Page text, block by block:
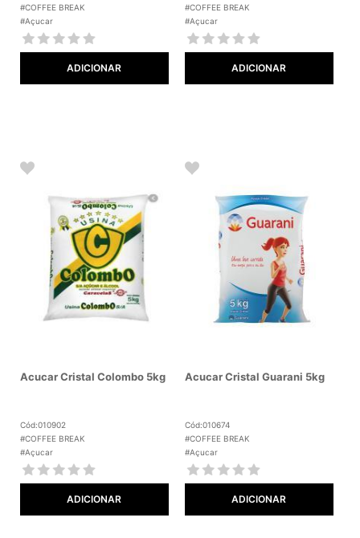
#COFFEE BREAK
#Açucar
ADICIONAR
#COFFEE BREAK
#Açucar
ADICIONAR
Acucar Cristal Colombo 5kg
Cód:010902
#COFFEE BREAK
#Açucar
ADICIONAR
Acucar Cristal Guarani 5kg
Cód:010674
#COFFEE BREAK
#Açucar
ADICIONAR